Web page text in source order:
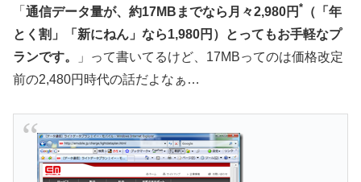
「 通信データ量が、約17MBまでなら月々2,980円 * （「年
とく割」「新にねん」なら1,980円）とってもお手軽なプ
ランです。
」って書いてるけど、17MBってのは価格改定
前の2,480円時代の話だよなぁ…